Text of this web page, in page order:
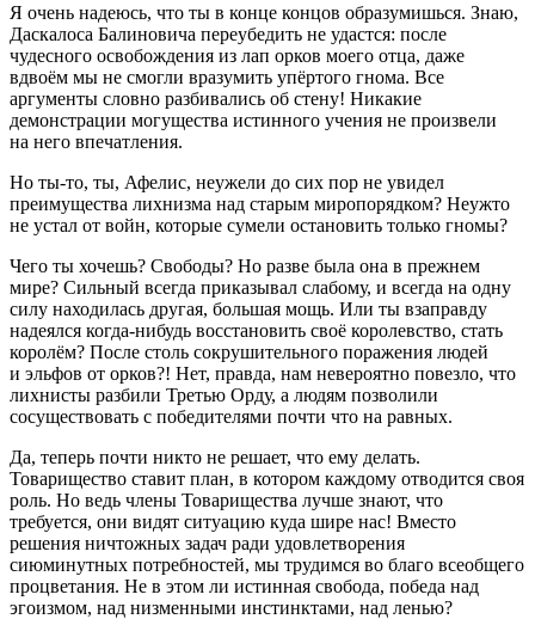
Я очень надеюсь, что ты в конце концов образумишься. Знаю,
Даскалоса Балиновича переубедить не удастся: после
чудесного освобождения из лап орков моего отца, даже
вдвоём мы не смогли вразумить упёртого гнома. Все
аргументы словно разбивались об стену! Никакие
демонстрации могущества истинного учения не произвели
на него впечатления.
Но ты-то, ты, Афелис, неужели до сих пор не увидел
преимущества лихнизма над старым миропорядком? Неужто
не устал от войн, которые сумели остановить только гномы?
Чего ты хочешь? Свободы? Но разве была она в прежнем
мире? Сильный всегда приказывал слабому, и всегда на одну
силу находилась другая, большая мощь. Или ты взаправду
надеялся когда-нибудь восстановить своё королевство, стать
королём? После столь сокрушительного поражения людей
и эльфов от орков?! Нет, правда, нам невероятно повезло, что
лихнисты разбили Третью Орду, а людям позволили
сосуществовать с победителями почти что на равных.
Да, теперь почти никто не решает, что ему делать.
Товарищество ставит план, в котором каждому отводится своя
роль. Но ведь члены Товарищества лучше знают, что
требуется, они видят ситуацию куда шире нас! Вместо
решения ничтожных задач ради удовлетворения
сиюминутных потребностей, мы трудимся во благо всеобщего
процветания. Не в этом ли истинная свобода, победа над
эгоизмом, над низменными инстинктами, над ленью?